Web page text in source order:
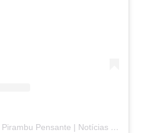
Um post compartilhado por Pirambu Pensante | Notícias & Entretenimento (@pirambupensante)